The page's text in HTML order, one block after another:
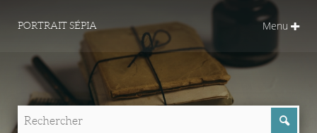
PORTRAIT SÉPIA Menu